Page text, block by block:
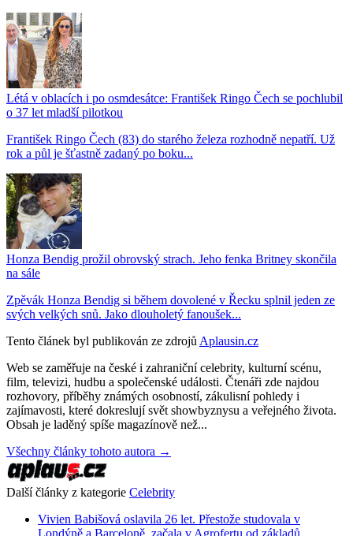
Létá v oblacích i po osmdesátce: František Ringo Čech se pochlubil
o 37 let mladší pilotkou
František Ringo Čech (83) do starého železa rozhodně nepatří. Už
rok a půl je šťastně zadaný po boku...
Honza Bendig prožil obrovský strach. Jeho fenka Britney skončila
na sále
Zpěvák Honza Bendig si během dovolené v Řecku splnil jeden ze
svých velkých snů. Jako dlouholetý fanoušek...
Tento článek byl publikován ze zdrojů Aplausin.cz
Web se zaměřuje na české i zahraniční celebrity, kulturní scénu,
film, televizi, hudbu a společenské události. Čtenáři zde najdou
rozhovory, příběhy známých osobností, zákulisní pohledy i
zajímavosti, které dokreslují svět showbyznysu a veřejného života.
Obsah je laděný spíše magazínově než...
Všechny články tohoto autora →
Další články z kategorie Celebrity
Vivien Babišová oslavila 26 let. Přestože studovala v
Londýně a Barceloně, začala v Agrofertu od základů